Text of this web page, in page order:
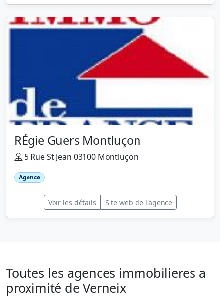
RÉgie Guers Montluçon
5 Rue St Jean 03100 Montluçon
Agence
Voir les détails Site web de l'agence
Toutes les agences immobilieres a
proximité de Verneix